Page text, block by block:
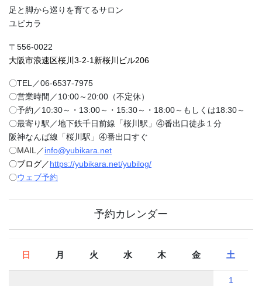
足と脚から巡りを育てるサロン
ユビカラ
〒556-0022
大阪市浪速区桜川3-2-1新桜川ビル206
〇TEL／06-6537-7975
〇営業時間／10:00～20:00（不定休）
〇予約／10:30～・13:00～・15:30～・18:00～もしくは18:30～
〇最寄り駅／地下鉄千日前線「桜川駅」④番出口徒歩１分
阪神なんば線「桜川駅」④番出口すぐ
〇MAIL／info@yubikara.net
〇ブログ／https://yubikara.net/yubilog/
〇ウェブ予約
予約カレンダー
日 月 火 水 木 金 土
1